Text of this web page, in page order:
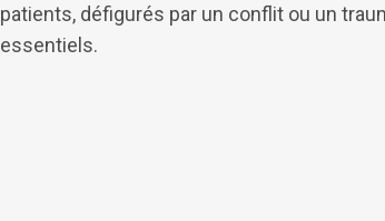
patients, défigurés par un conflit ou un
essentiels.